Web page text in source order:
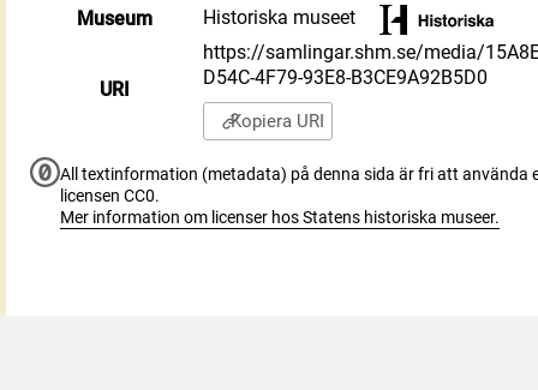
Museum Historiska museet
URI
https://samlingar.shm.se/media/
D54C-4F79-93E8-B3CE9A92B5D0
Kopiera URI
All textinformation (metadata) på denna sida är fri att använda
licensen CC0.
Mer information om licenser hos Statens historiska museer.